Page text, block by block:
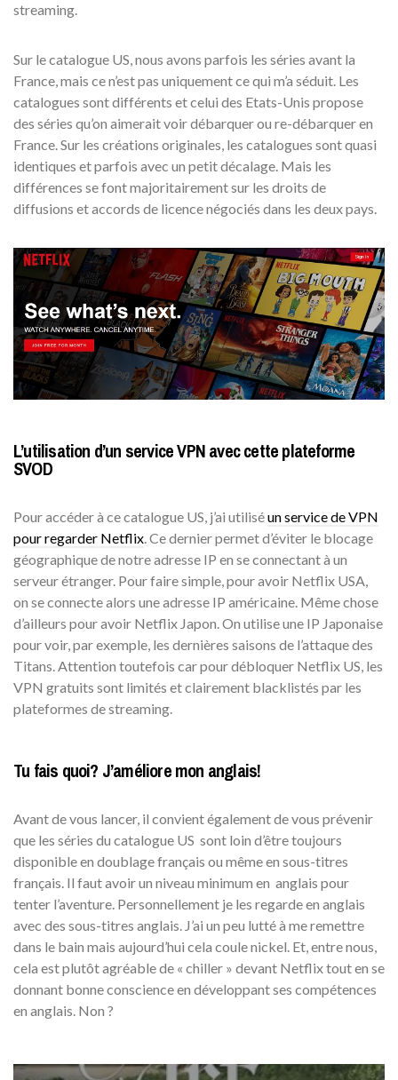
streaming.
Sur le catalogue US, nous avons parfois les séries avant la
France, mais ce n’est pas uniquement ce qui m’a séduit. Les
catalogues sont différents et celui des Etats-Unis propose
des séries qu’on aimerait voir débarquer ou re-débarquer en
France. Sur les créations originales, les catalogues sont quasi
identiques et parfois avec un petit décalage. Mais les
différences se font majoritairement sur les droits de
diffusions et accords de licence négociés dans les deux pays.
L’utilisation d’un service VPN avec cette plateforme
SVOD
Pour accéder à ce catalogue US, j’ai utiliséun service de VPN
pour regarder Netflix. Ce dernier permet d’éviter le blocage
géographique de notre adresse IP en se connectant à un
serveur étranger. Pour faire simple, pour avoir Netflix USA,
on se connecte alors une adresse IP américaine. Même chose
d’ailleurs pour avoir Netflix Japon. On utilise une IP Japonaise
pour voir, par exemple, les dernières saisons de l’attaque des
Titans. Attention toutefois car pour débloquer Netflix US, les
VPN gratuits sont limités et clairement blacklistés par les
plateformes de streaming.
Tu fais quoi? J’améliore mon anglais!
Avant de vous lancer, il convient également de vous prévenir
que les séries du catalogue US sont loin d’être toujours
disponible en doublage français ou même en sous-titres
français. Il faut avoir un niveau minimum en anglais pour
tenter l’aventure. Personnellement je les regarde en anglais
avec des sous-titres anglais. J’ai un peu lutté à me remettre
dans le bain mais aujourd’hui cela coule nickel. Et, entre nous,
cela est plutôt agréable de « chiller » devant Netflix tout en se
donnant bonne conscience en développant ses compétences
en anglais. Non ?